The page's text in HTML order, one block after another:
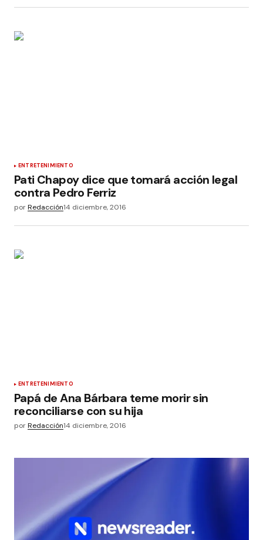
ENTRETENIMIENTO
Pati Chapoy dice que tomará acción legal
contra Pedro Ferriz
porRedacción14 diciembre, 2016
ENTRETENIMIENTO
Papá de Ana Bárbara teme morir sin
reconciliarse con su hija
porRedacción14 diciembre, 2016